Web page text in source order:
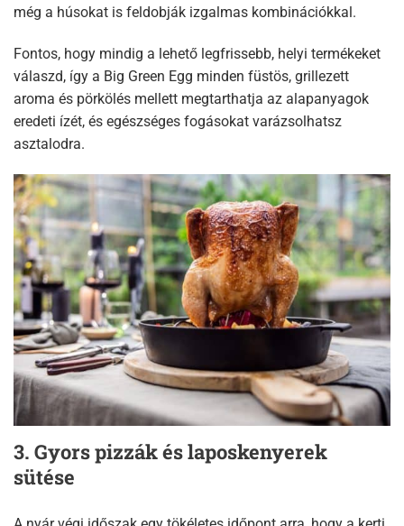
még a húsokat is feldobják izgalmas kombinációkkal.
Fontos, hogy mindig a lehető legfrissebb, helyi termékeket
válaszd, így a Big Green Egg minden füstös, grillezett
aroma és pörkölés mellett megtarthatja az alapanyagok
eredeti ízét, és egészséges fogásokat varázsolhatsz
asztalodra.
3. Gyors pizzák és laposkenyerek
sütése